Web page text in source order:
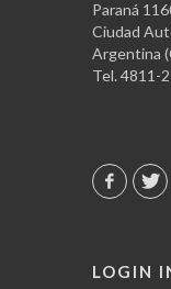
Paraná
Ciudad
Argentina
Tel. 4811-
LOGIN